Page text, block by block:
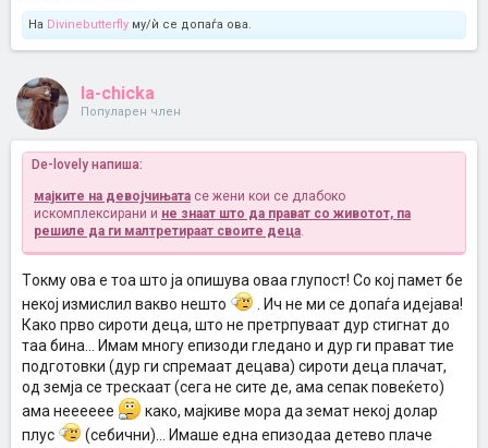
На Divinebutterfly му/ѝ се допаѓа ова.
la-chicka
Популарен член
De-lovely напиша:
мајките на девојчињата се жени кои се длабоко
искомплексирани и не знаат што да прават со животот, па
решиле да ги малтретираат своите деца.
Tокму ова е тоа што ја опишува оваа глупост! Со кој памет бе
некој измислил вакво нешто
. Ич не ми се допаѓа идејава!
Како прво сироти деца, што не претрпуваат дур стигнат до
таа бина... Имам многу епизоди гледано и дур ги прават тие
подготовки (дур ги спремаат децава) сироти деца плачат,
од земја се трескаат (сега не сите де, ама сепак повеќето)
ама нееееее
како, мајкиве мора да земат некој долар
плус
(себични)... Имаше една епизодаа детево плаче